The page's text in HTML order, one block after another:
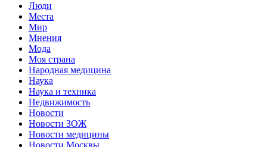
Люди
Места
Мир
Мнения
Мода
Моя страна
Народная медицина
Наука
Наука и техника
Недвижимость
Новости
Новости ЗОЖ
Новости медицины
Новости Москвы